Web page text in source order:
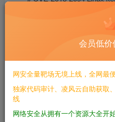
https://github.com/
©版权声明
文章版权归作者所有，未经允许请
会员低价
网安全量靶场无境上线，全网最
独家代码审计、凌风云自助获取
线
网络安全从拥有一个资源大全开